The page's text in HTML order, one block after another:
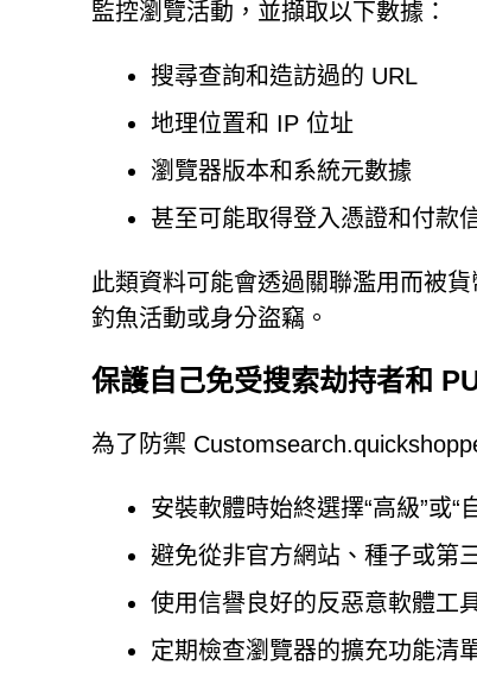
監控瀏覽活動，並擷取以下數據：
搜尋查詢和造訪過的 URL
地理位置和 IP 位址
瀏覽器版本和系統元數據
甚至可能取得登入憑證和付款
此類資料可能會透過關聯濫用而被
釣魚活動或身分盜竊。
保護自己免受搜索劫持者和
為了防禦
安裝軟體時始終選擇“高級”或
避免從非官方網站、種子或第
使用信譽良好的反惡意軟體工
定期檢查瀏覽器的擴充功能清